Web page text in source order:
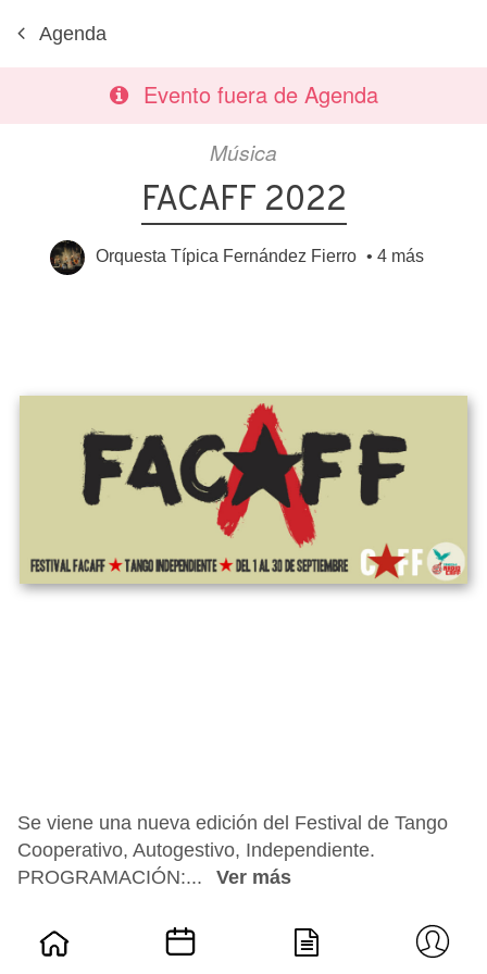
Agenda
Evento fuera de Agenda
Música
FACAFF 2022
Orquesta Típica Fernández Fierro • 4 más
Se viene una nueva edición del Festival de Tango
Cooperativo, Autogestivo, Independiente.
PROGRAMACIÓN:...
Ver más